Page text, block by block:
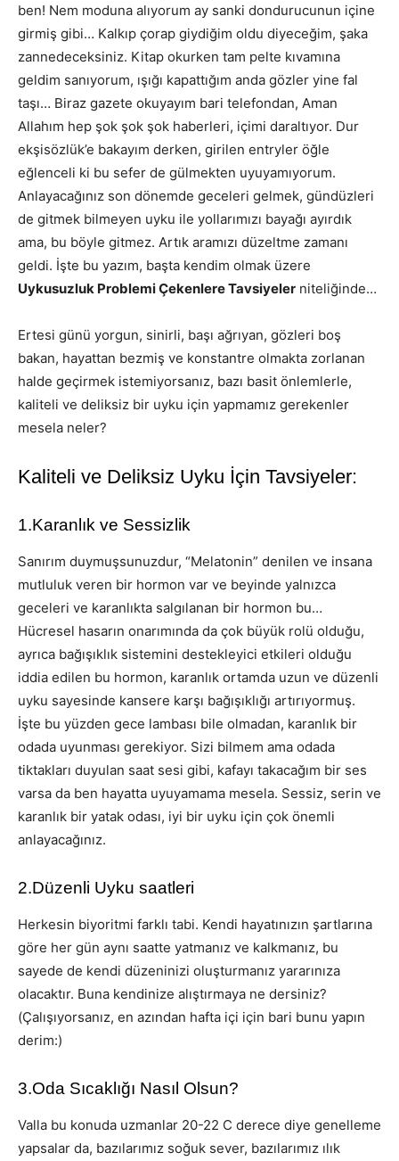
ben! Nem moduna alıyorum ay sanki dondurucunun içine
girmiş gibi… Kalkıp çorap giydiğim oldu diyeceğim, şaka
zannedeceksiniz. Kitap okurken tam pelte kıvamına
geldim sanıyorum, ışığı kapattığım anda gözler yine fal
taşı… Biraz gazete okuyayım bari telefondan, Aman
Allahım hep şok şok şok haberleri, içimi daraltıyor. Dur
ekşisözlük’e bakayım derken, girilen entryler öğle
eğlenceli ki bu sefer de gülmekten uyuyamıyorum.
Anlayacağınız son dönemde geceleri gelmek, gündüzleri
de gitmek bilmeyen uyku ile yollarımızı bayağı ayırdık
ama, bu böyle gitmez. Artık aramızı düzeltme zamanı
geldi. İşte bu yazım, başta kendim olmak üzere
Uykusuzluk Problemi Çekenlere Tavsiyeler niteliğinde…
Ertesi günü yorgun, sinirli, başı ağrıyan, gözleri boş
bakan, hayattan bezmiş ve konstantre olmakta zorlanan
halde geçirmek istemiyorsanız, bazı basit önlemlerle,
kaliteli ve deliksiz bir uyku için yapmamız gerekenler
mesela neler?
Kaliteli ve Deliksiz Uyku İçin Tavsiyeler:
1.Karanlık ve Sessizlik
Sanırım duymuşsunuzdur, “Melatonin” denilen ve insana
mutluluk veren bir hormon var ve beyinde yalnızca
geceleri ve karanlıkta salgılanan bir hormon bu…
Hücresel hasarın onarımında da çok büyük rolü olduğu,
ayrıca bağışıklık sistemini destekleyici etkileri olduğu
iddia edilen bu hormon, karanlık ortamda uzun ve düzenli
uyku sayesinde kansere karşı bağışıklığı artırıyormuş.
İşte bu yüzden gece lambası bile olmadan, karanlık bir
odada uyunması gerekiyor. Sizi bilmem ama odada
tiktakları duyulan saat sesi gibi, kafayı takacağım bir ses
varsa da ben hayatta uyuyamama mesela. Sessiz, serin ve
karanlık bir yatak odası, iyi bir uyku için çok önemli
anlayacağınız.
2.Düzenli Uyku saatleri
Herkesin biyoritmi farklı tabi. Kendi hayatınızın şartlarına
göre her gün aynı saatte yatmanız ve kalkmanız, bu
sayede de kendi düzeninizi oluşturmanız yararınıza
olacaktır. Buna kendinize alıştırmaya ne dersiniz?
(Çalışıyorsanız, en azından hafta içi için bari bunu yapın
derim:)
3.Oda Sıcaklığı Nasıl Olsun?
Valla bu konuda uzmanlar 20-22 C derece diye genelleme
yapsalar da, bazılarımız soğuk sever, bazılarımız ılık